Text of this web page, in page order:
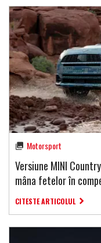
Motorsport
Versiune MINI
mâna fetelor în
CITESTE ARTICOLUL